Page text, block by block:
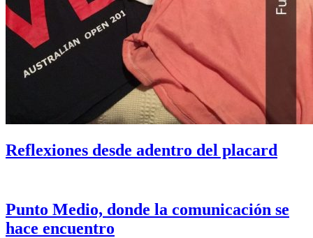
Reflexiones desde adentro del placard
Punto Medio, donde la comunicación se
hace encuentro